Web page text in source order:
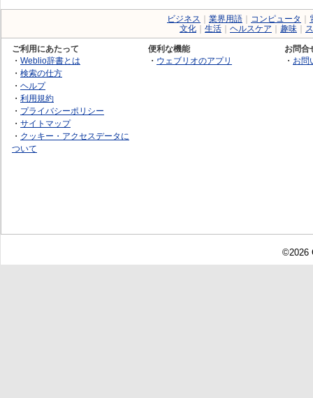
ビジネス 業界用語 コンピュータ
文化
生活 ヘルスケア 趣味
ご利用にあたって
・ Weblio辞書とは
・ 検索の仕方
・ ヘルプ
・ 利用規約
・ プライバシーポリシー
・ サイトマップ
・ クッキー・アクセスデータに
ついて
便利な機能
・ ウェブリオのアプリ
お問合
・ お問
©2026